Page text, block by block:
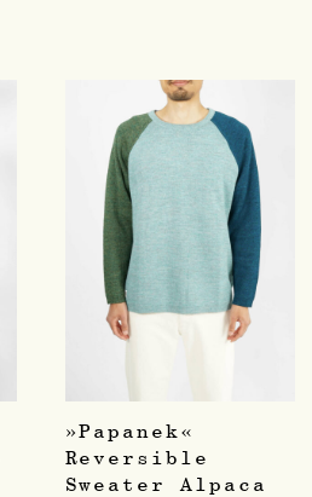
»Papanek«
Reversible
Sweater Alpaca